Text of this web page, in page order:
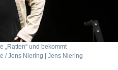
„Ratten“ und bekommt
/ Jens Niering | Jens Niering